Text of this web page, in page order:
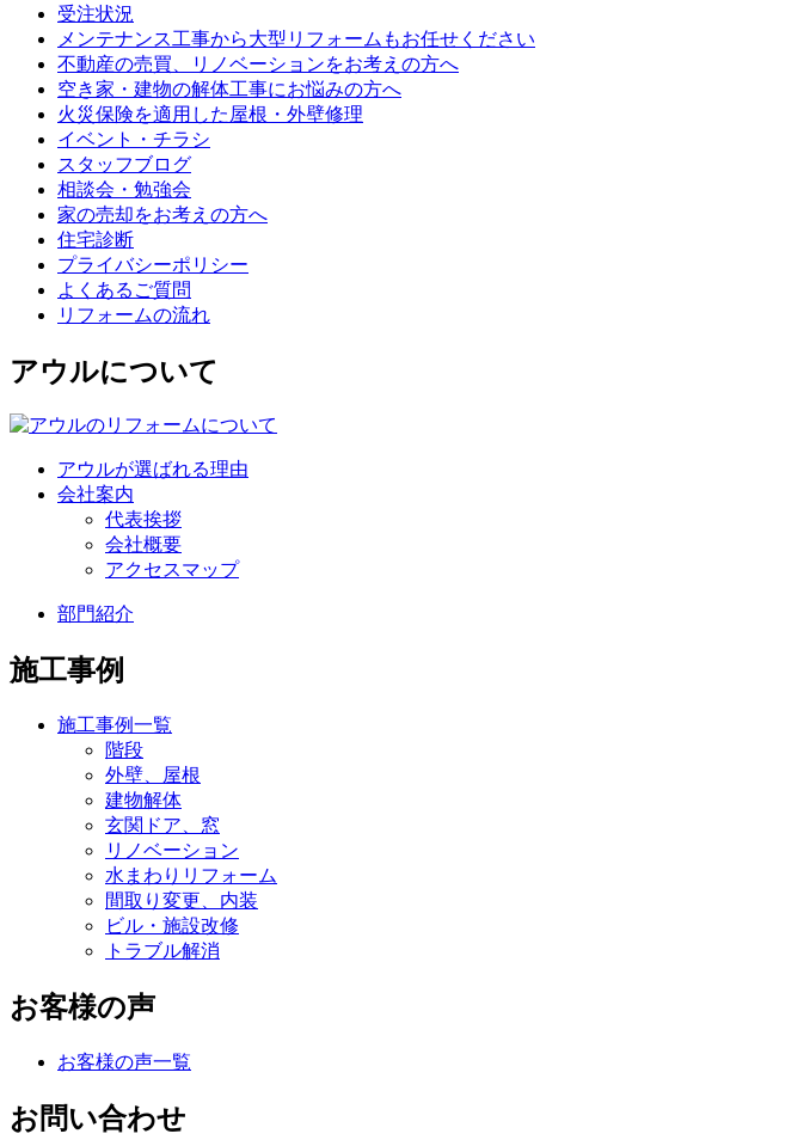
受注状況
メンテナンス工事から大型リフォームもお任せください
不動産の売買、リノベーションをお考えの方へ
空き家・建物の解体工事にお悩みの方へ
火災保険を適用した屋根・外壁修理
イベント・チラシ
スタッフブログ
相談会・勉強会
家の売却をお考えの方へ
住宅診断
プライバシーポリシー
よくあるご質問
リフォームの流れ
アウルについて
アウルが選ばれる理由
会社案内
代表挨拶
会社概要
アクセスマップ
部門紹介
施工事例
施工事例一覧
階段
外壁、屋根
建物解体
玄関ドア、窓
リノベーション
水まわりリフォーム
間取り変更、内装
ビル・施設改修
トラブル解消
お客様の声
お客様の声一覧
お問い合わせ